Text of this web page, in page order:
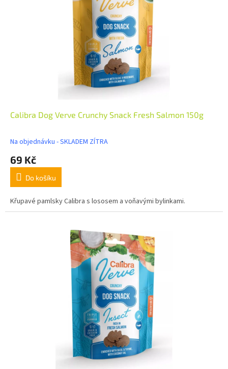
Calibra Dog Verve Crunchy Snack Fresh Salmon 150g
Na objednávku - SKLADEM ZÍTRA
69 Kč
Do košíku
Křupavé pamlsky Calibra s lososem a voňavými bylinkami.